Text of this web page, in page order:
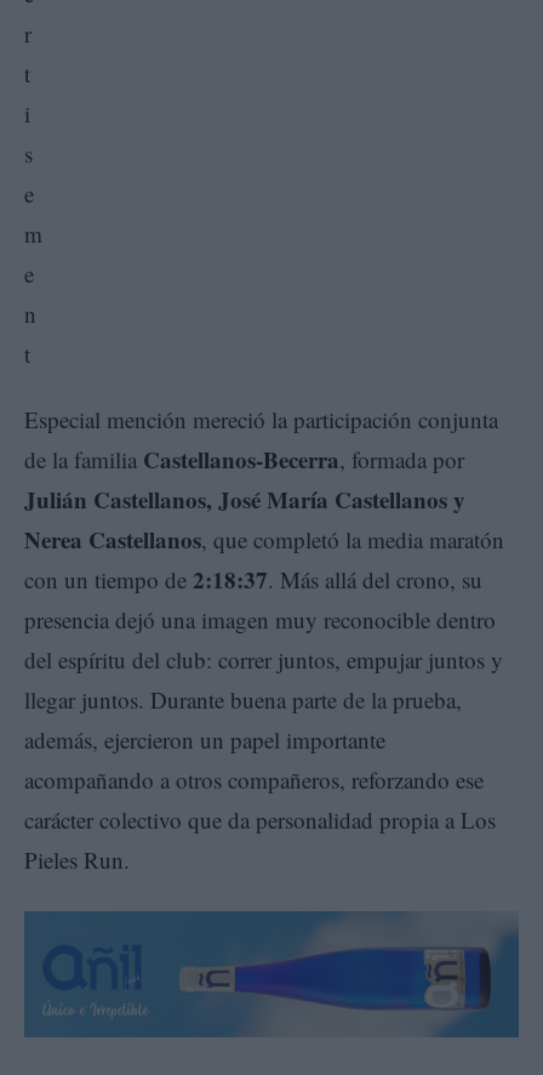
Especial mención mereció la participación conjunta
de la familia Castellanos-Becerra, formada por
Julián Castellanos, José María Castellanos y
Nerea Castellanos, que completó la media maratón
con un tiempo de 2:18:37. Más allá del crono, su
presencia dejó una imagen muy reconocible dentro
del espíritu del club: correr juntos, empujar juntos y
llegar juntos. Durante buena parte de la prueba,
además, ejercieron un papel importante
acompañando a otros compañeros, reforzando ese
carácter colectivo que da personalidad propia a Los
Pieles Run.